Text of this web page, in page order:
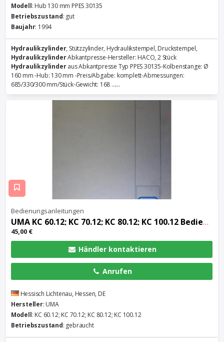
Modell: Hub 130 mm PPES 30135
Betriebszustand: gut
Baujahr: 1994
Hydraulikzylinder, Stützzylinder, Hydraulikstempel, Druckstempel,
HydraulikzylinderAbkantpresse-Hersteller: HACO, 2 Stück
Hydraulikzylinderaus Abkantpresse Typ PPES 30135-Kolbenstange: Ø
160 mm -Hub: 130 mm -Preis/Abgabe: komplett-Abmessungen:
685/330/300 mm/Stück-Gewicht: 168 ......
Bedienungsanleitungen
UMA KC 60.12; KC 70.12; KC 80.12; KC 100.12 Bedienungsanleitung, Betreibsanleitung Kopierdreha
45,00 €
Händler kontaktieren
Anrufen
Hessisch Lichtenau, Hessen, DE
Hersteller: UMA
Modell: KC 60.12; KC 70.12; KC 80.12; KC 100.12
Betriebszustand: gebraucht